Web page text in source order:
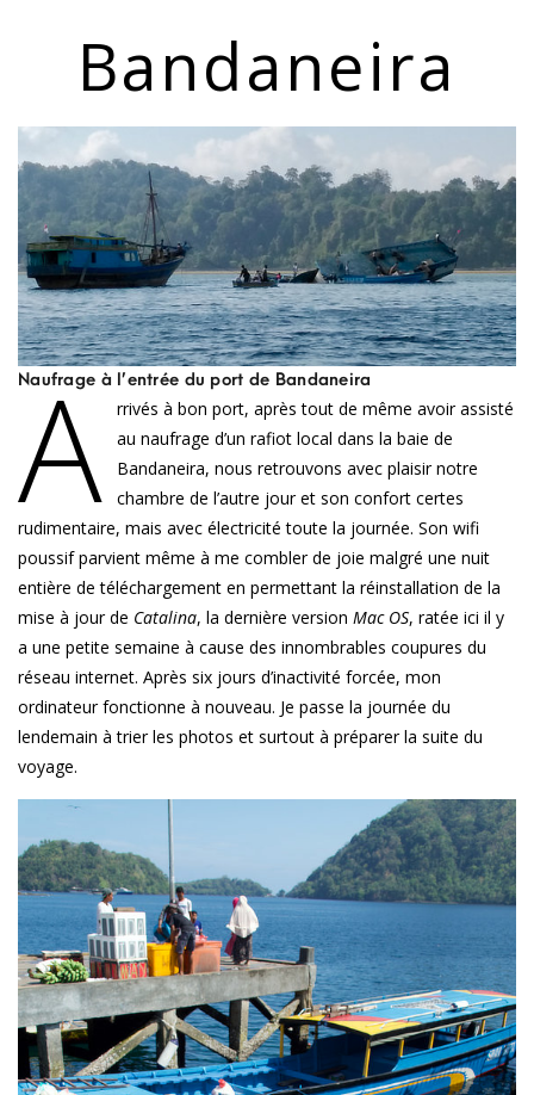
Bandaneira
Naufrage à l’entrée du port de Bandaneira
A
rrivés à bon port, après tout de même avoir assisté
au naufrage d’un rafiot local dans la baie de
Bandaneira, nous retrouvons avec plaisir notre
chambre de l’autre jour et son confort certes
rudimentaire, mais avec électricité toute la journée. Son wifi
poussif parvient même à me combler de joie malgré une nuit
entière de téléchargement en permettant la réinstallation de la
mise à jour de Catalina, la dernière version Mac OS, ratée ici il y
a une petite semaine à cause des innombrables coupures du
réseau internet. Après six jours d’inactivité forcée, mon
ordinateur fonctionne à nouveau. Je passe la journée du
lendemain à trier les photos et surtout à préparer la suite du
voyage.